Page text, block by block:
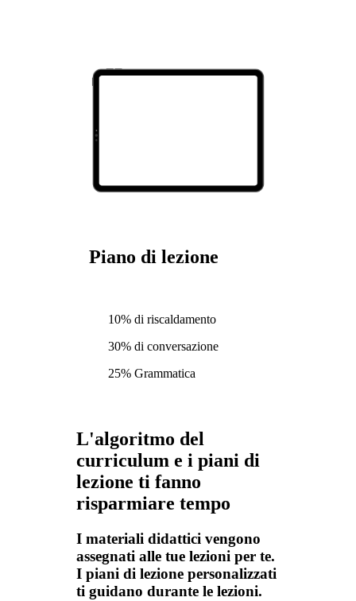
Piano di lezione
10% di riscaldamento
30% di conversazione
25% Grammatica
L'algoritmo del
curriculum e i piani di
lezione ti fanno
risparmiare tempo
I materiali didattici vengono
assegnati alle tue lezioni per te.
I piani di lezione personalizzati
ti guidano durante le lezioni.